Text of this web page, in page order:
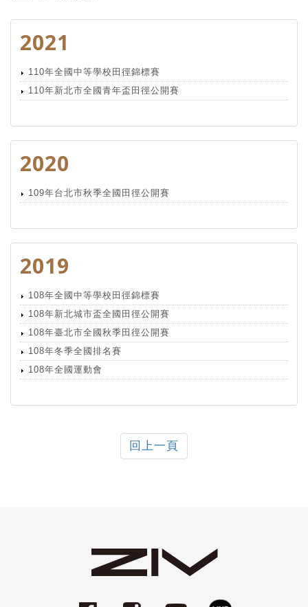
2021
110年全國中等學校田徑錦標賽
110年新北市全國青年盃田徑公開賽
2020
109年台北市秋季全國田徑公開賽
2019
108年全國中等學校田徑錦標賽
108年新北城市盃全國田徑公開賽
108年臺北市全國秋季田徑公開賽
108年冬季全國排名賽
108年全國運動會
回上一頁